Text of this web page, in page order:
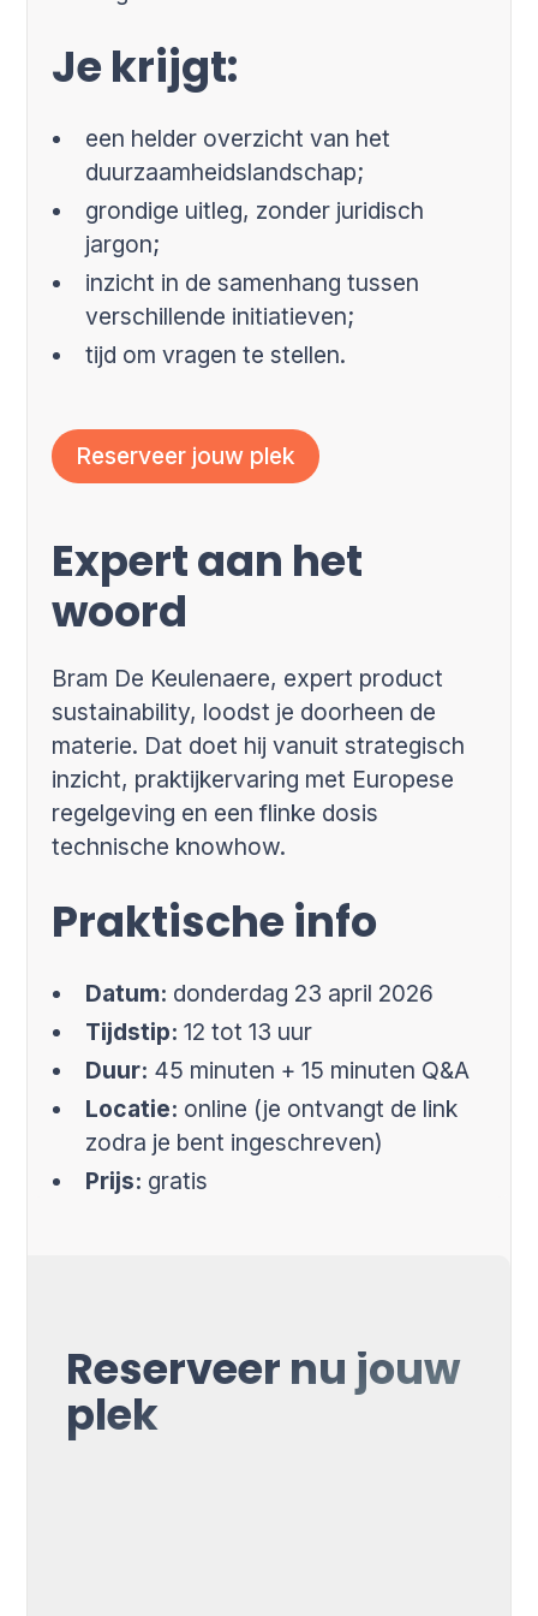
Je krijgt:
een helder overzicht van het
duurzaamheidslandschap;
grondige uitleg, zonder juridisch
jargon;
inzicht in de samenhang tussen
verschillende initiatieven;
tijd om vragen te stellen.
Reserveer jouw plek
Expert aan het
woord
Bram De Keulenaere, expert product
sustainability, loodst je doorheen de
materie. Dat doet hij vanuit strategisch
inzicht, praktijkervaring met Europese
regelgeving en een flinke dosis
technische knowhow.
Praktische info
Datum: donderdag 23 april 2026
Tijdstip: 12 tot 13 uur
Duur: 45 minuten + 15 minuten Q&A
Locatie: online (je ontvangt de link
zodra je bent ingeschreven)
Prijs: gratis
Reserveer nu jouw
plek